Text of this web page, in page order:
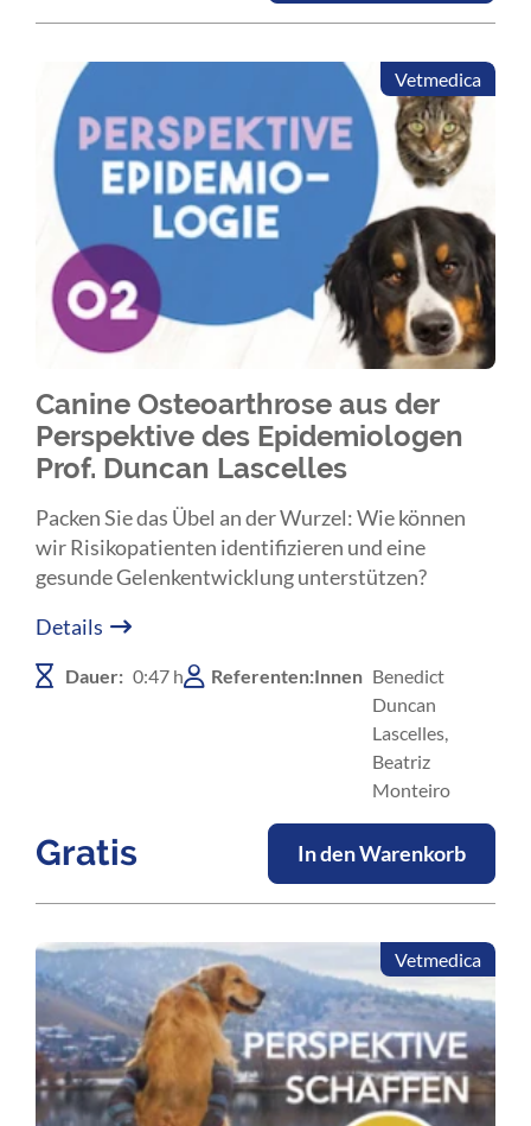
Vetmedica
Canine Osteoarthrose aus der
Perspektive des Epidemiologen
Prof. Duncan Lascelles
Packen Sie das Übel an der Wurzel: Wie können
wir Risikopatienten identifizieren und eine
gesunde Gelenkentwicklung unterstützen?
Details
Dauer: 0:47 h Referenten:Innen Benedict
Duncan
Lascelles,
Beatriz
Monteiro
Gratis In den Warenkorb
Vetmedica